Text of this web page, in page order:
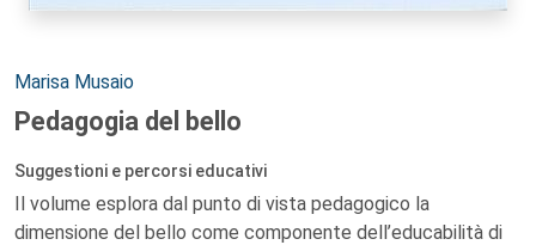
Autori:
Marisa Musaio
Pedagogia del bello
Suggestioni e percorsi educativi
Il volume esplora dal punto di vista pedagogico la
dimensione del bello come componente dell’educabilità di